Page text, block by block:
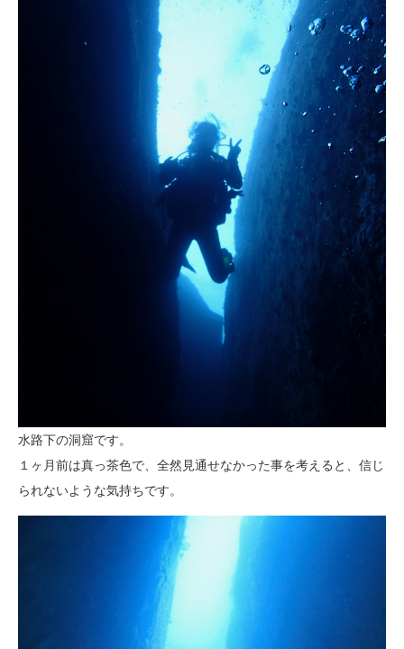
水路下の洞窟です。
１ヶ月前は真っ茶色で、全然見通せなかった事を考えると、信じ
られないような気持ちです。